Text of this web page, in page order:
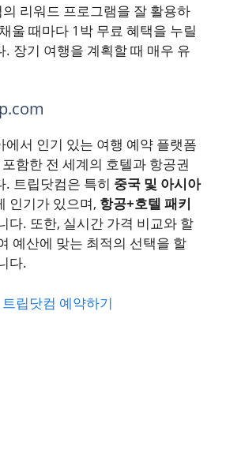
리워드 프로그램을 잘 활용하
울 때마다 1박 무료 혜택을 누릴
. 장기 여행을 계획할 때 매우 유
에서 인기 있는 여행 예약 플랫폼
함한 전 세계의 호텔과 항공권
. 트립닷컴은 특히 중국 및 아시아
인기가 있으며, 항공+호텔 패키
다. 또한, 실시간 가격 비교와 할
예산에 맞는 최적의 선택을 할
다.
트립닷컴 예약하기